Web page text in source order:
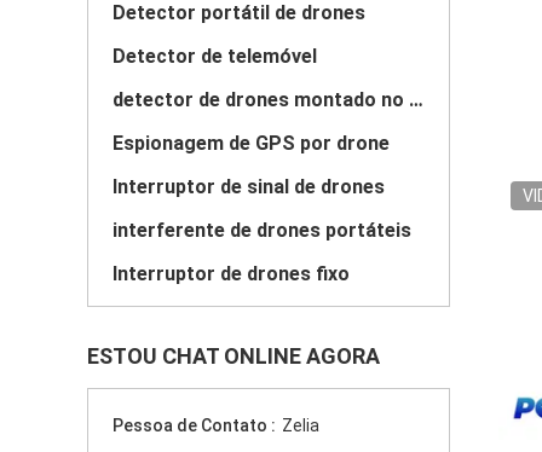
Detector portátil de drones
Detector de telemóvel
detector de drones montado no veículo
Espionagem de GPS por drone
Interruptor de sinal de drones
interferente de drones portáteis
Interruptor de drones fixo
ESTOU CHAT ONLINE AGORA
Pessoa de Contato : Zelia